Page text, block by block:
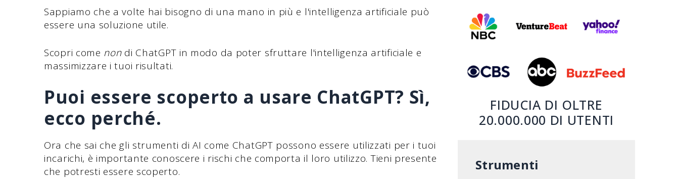
Sappiamo che a volte hai bisogno di una mano in più e l'intelligenza artificiale può
essere una soluzione utile.
Scopri come nondi ChatGPT in modo da poter sfruttare l'intelligenza artificiale e
massimizzare i tuoi risultati.
Puoi essere scoperto a usare ChatGPT? Sì,
ecco perché.
Ora che sai che gli strumenti di AI come ChatGPT possono essere utilizzati per i tuoi
incarichi, è importante conoscere i rischi che comporta il loro utilizzo. Tieni presente
che potresti essere scoperto.
FIDUCIA DI OLTRE
20.000.000 DI UTENTI
Strumenti